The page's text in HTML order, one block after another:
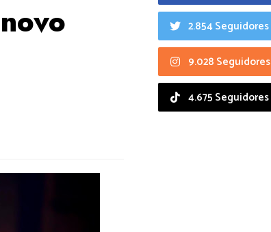
2.854 Seguidores
9.028 Seguidores
4.675 Seguidores